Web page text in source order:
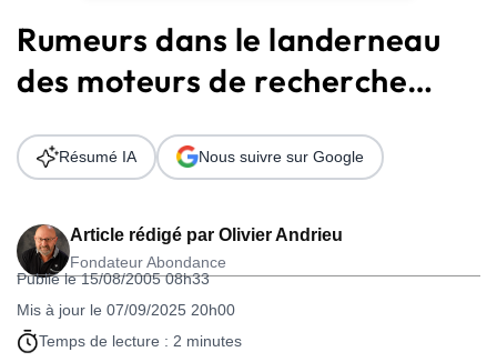
Solutions
Ressources
Audit SEO
Rumeurs dans le landerneau
des moteurs de recherche…
Article rédigé par Olivier Andrieu
Fondateur Abondance
Publié le 15/08/2005 08h33
Mis à jour le 07/09/2025 20h00
Temps de lecture : 2 minutes
Résumé IA Nous suivre sur Google